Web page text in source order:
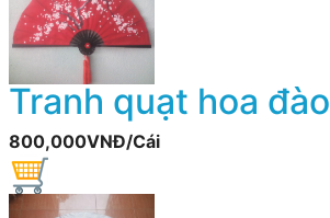
Tranh quạt hoa đào
800,000VNĐ/Cái